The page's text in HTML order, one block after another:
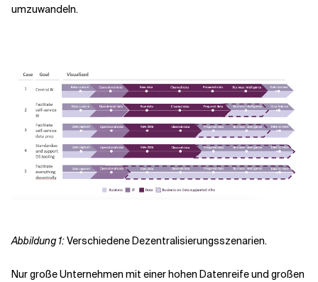
umzuwandeln.
Abbildung 1:Verschiedene Dezentralisierungsszenarien.
Nur große Unternehmen mit einer hohen Datenreife und großen